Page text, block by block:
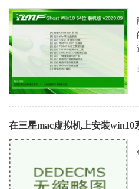
在三星mac虚拟机上安装win10